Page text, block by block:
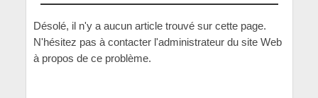
Désolé, il n'y a aucun article trouvé sur cette page.
N'hésitez pas à contacter l'administrateur du site Web
à propos de ce problème.